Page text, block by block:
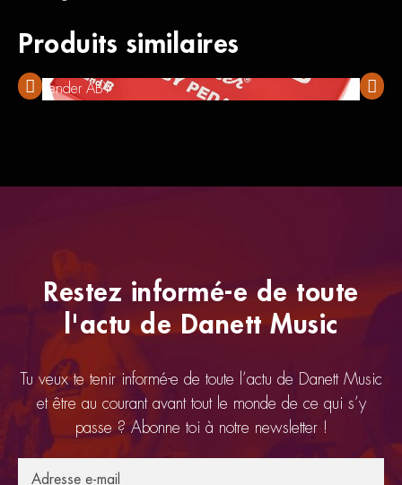
Produits similaires
Fender ABY Boss
Restez informé-e de toute
l'actu de Danett Music
Tu veux te tenir informé-e de toute l’actu de Danett Music
et être au courant avant tout le monde de ce qui s’y
passe ? Abonne toi à notre newsletter !